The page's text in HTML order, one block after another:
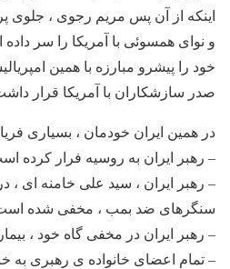
اینکه از آن پس مریم رجوی ، جلوی
و نوای همسوئی با آمریکا را سر داده
خود را پیشرو مبارزه با همین
صدر سازشکاران با آمریکا قرار
در همین ایران خودمان ، بسیاری
– رهبر ایران به روسیه فرار کرده
– رهبر ایران ، سید علی خامنه ای ،
سنگرهای ضد بمب ، مخفی شده
– رهبر ایران در مخفی گاه خود ،
– تمام اعضای خانواده ی رهبری به